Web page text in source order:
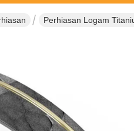
Perhiasan Logam